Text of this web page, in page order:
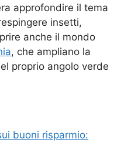
approfondire il tema
insetti,
anche il mondo
, che ampliano la
proprio angolo verde
buoni risparmio: